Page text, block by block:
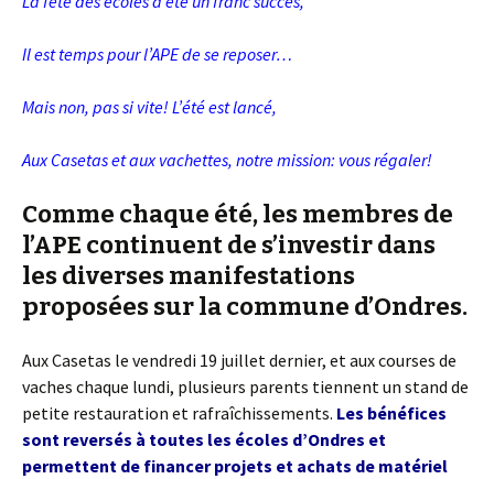
Il est temps pour l’APE de se reposer…
Mais non, pas si vite! L’été est lancé,
Aux Casetas et aux vachettes, notre mission: vous régaler!
Comme chaque été, les membres de
l’APE continuent de s’investir dans
les diverses manifestations
proposées sur la commune d’Ondres.
Aux Casetas le vendredi 19 juillet dernier, et aux courses de
vaches chaque lundi, plusieurs parents tiennent un stand de
petite restauration et rafraîchissements. Les bénéfices
sont reversés à toutes les écoles d’Ondres et
permettent de financer projets et achats de matériel